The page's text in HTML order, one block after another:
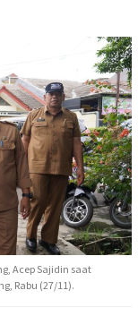
Acep Sajidin saat
Rabu (27/11).